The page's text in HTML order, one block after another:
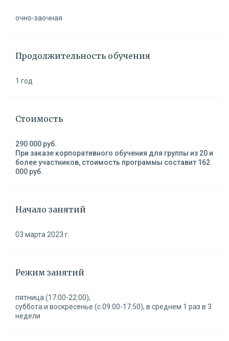
очно-заочная
Продолжительность обучения
1 год
Стоимость
290 000 руб.
При заказе корпоративного обучения для группы из 20 и
более участников, стоимость программы составит 162
000 руб.
Начало занятий
03 марта 2023 г.
Режим занятий
пятница (17:00-22:00),
суббота и воскресенье (с 09:00-17:50), в среднем 1 раз в 3
недели